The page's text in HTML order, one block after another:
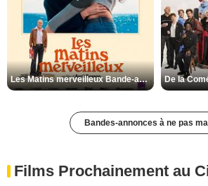
Les Matins merveilleux Bande-annonce VF
Bandes-annonces à ne pas
Films Prochainement au